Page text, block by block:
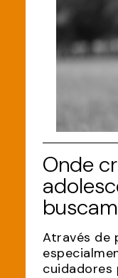
Onde
Através de
cuidadores